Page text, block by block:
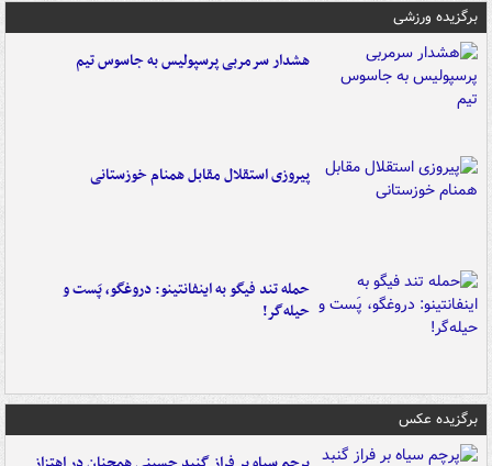
برگزیده ورزشی
هشدار سرمربی پرسپولیس به جاسوس تیم
پیروزی استقلال مقابل همنام خوزستانی
حمله تند فیگو به اینفانتینو: دروغگو، پَست‌ و
حیله‌گر!
برگزیده عکس